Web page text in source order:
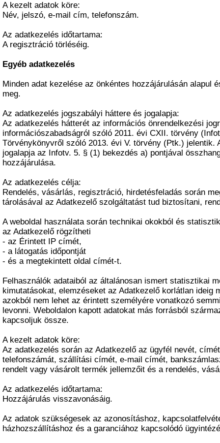
A kezelt adatok köre:
Név, jelszó, e-mail cím, telefonszám.
Az adatkezelés időtartama:
A regisztráció törléséig.
Egyéb adatkezelés
Minden adat kezelése az önkéntes hozzájárulásán alapul
meg.
Az adatkezelés jogszabályi háttere és jogalapja:
Az adatkezelés hátterét az információs önrendelkezési
információszabadságról szóló 2011. évi CXII. törvény
Törvénykönyvről szóló 2013. évi V. törvény (Ptk.) jelentik.
jogalapja az Infotv. 5. § (1) bekezdés a) pontjával
hozzájárulása.
Az adatkezelés célja:
Rendelés, vásárlás, regisztráció, hirdetésfeladás során
tárolásával az Adatkezelő szolgáltatást tud biztosítani,
A weboldal használata során technikai okokból és
az Adatkezelő rögzítheti
- az Érintett IP címét,
- a látogatás időpontját
- és a megtekintett oldal címét-t.
Felhasználók adataiból az általánosan ismert statisztikai
kimutatásokat, elemzéseket az Adatkezelő korlátlan ideig
azokból nem lehet az érintett személyére vonatkozó
levonni. Weboldalon kapott adatokat más forrásból
kapcsoljuk össze.
A kezelt adatok köre:
Az adatkezelés során az Adatkezelő az ügyfél nevét,
telefonszámát, szállítási címét, e-mail címét,
rendelt vagy vásárolt termék jellemzőit és a rendelés,
Az adatkezelés időtartama:
Hozzájárulás visszavonásáig.
Az adatok szükségesek az azonosításhoz,
házhozszállításhoz és a garanciához kapcsolódó